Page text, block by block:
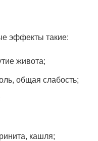
эффекты такие:
живота;
общая слабость;
кашля;